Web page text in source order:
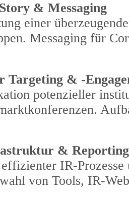
& Messaging
einer
Messaging für
Targeting & -
potenzieller
&
IR-Prozesse
von Tools, IR-